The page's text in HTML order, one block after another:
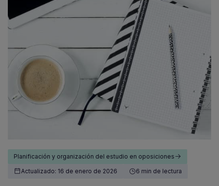
Planificación y organización del estudio en oposiciones
Actualizado: 16 de enero de 2026
6 min de lectura